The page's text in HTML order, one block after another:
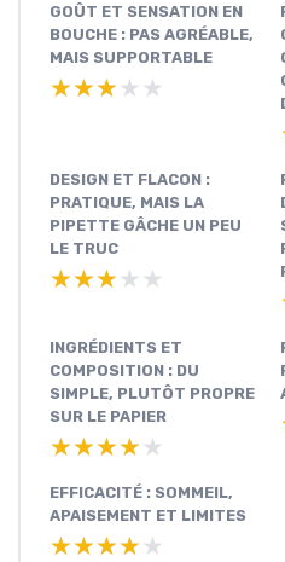
GOÛT ET SENSATION EN
BOUCHE : PAS AGRÉABLE,
MAIS SUPPORTABLE
★★★★★
★★★★★
DESIGN ET FLACON :
PRATIQUE, MAIS LA
PIPETTE GÂCHE UN PEU
LE TRUC
★★★★★
★★★★★
INGRÉDIENTS ET
COMPOSITION : DU
SIMPLE, PLUTÔT PROPRE
SUR LE PAPIER
★★★★★
★★★★★
EFFICACITÉ : SOMMEIL,
APAISEMENT ET LIMITES
★★★★★
★★★★★